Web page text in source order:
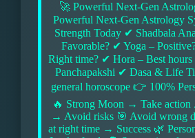
🚀 Powerful Next-Gen
Powerful Next-Gen Astrology
Strength Today ✔ Shadbala
Favorable? ✔ Yoga –
Right time? ✔ Hora – Best
Panchapakshi ✔ Dasa & Life
general horoscope 👉 100%
🔥 Strong Moon → Take
→ Avoid risks 🎯 Avoid wrong
at right time → Success 🌿